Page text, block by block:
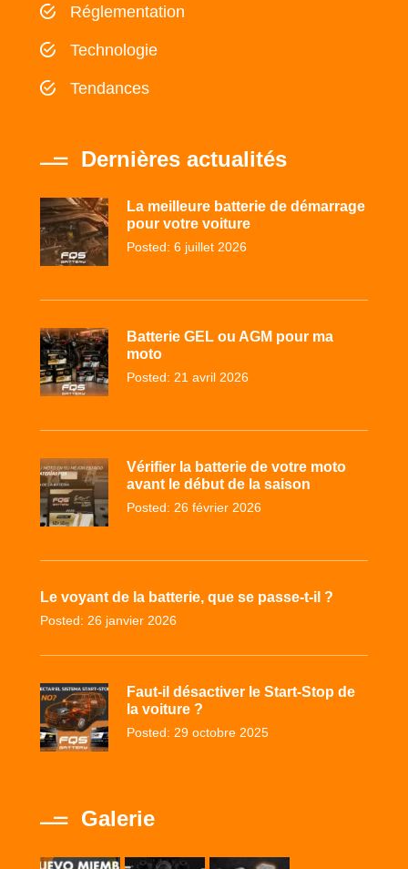
Réglementation
Technologie
Tendances
Dernières actualités
La meilleure batterie de démarrage
pour votre voiture
Posted: 6 juillet 2026
Batterie GEL ou AGM pour ma
moto
Posted: 21 avril 2026
Vérifier la batterie de votre moto
avant le début de la saison
Posted: 26 février 2026
Le voyant de la batterie, que se passe-t-il ?
Posted: 26 janvier 2026
Faut-il désactiver le Start-Stop de
la voiture ?
Posted: 29 octobre 2025
Galerie